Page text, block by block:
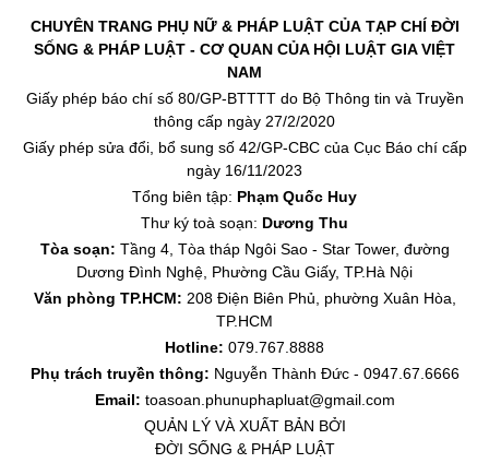
CHUYÊN TRANG PHỤ NỮ & PHÁP LUẬT CỦA TẠP CHÍ ĐỜI
SỐNG & PHÁP LUẬT - CƠ QUAN CỦA HỘI LUẬT GIA VIỆT
NAM
Giấy phép báo chí số 80/GP-BTTTT do Bộ Thông tin và Truyền
thông cấp ngày 27/2/2020
Giấy phép sửa đổi, bổ sung số 42/GP-CBC của Cục Báo chí cấp
ngày 16/11/2023
Tổng biên tập: Phạm Quốc Huy
Thư ký toà soạn: Dương Thu
Tòa soạn: Tầng 4, Tòa tháp Ngôi Sao - Star Tower, đường
Dương Đình Nghệ, Phường Cầu Giấy, TP.Hà Nội
Văn phòng TP.HCM: 208 Điện Biên Phủ, phường Xuân Hòa,
TP.HCM
Hotline: 079.767.8888
Phụ trách truyền thông: Nguyễn Thành Đức - 0947.67.6666
Email: toasoan.phunuphapluat@gmail.com
QUẢN LÝ VÀ XUẤT BẢN BỞI
ĐỜI SỐNG & PHÁP LUẬT